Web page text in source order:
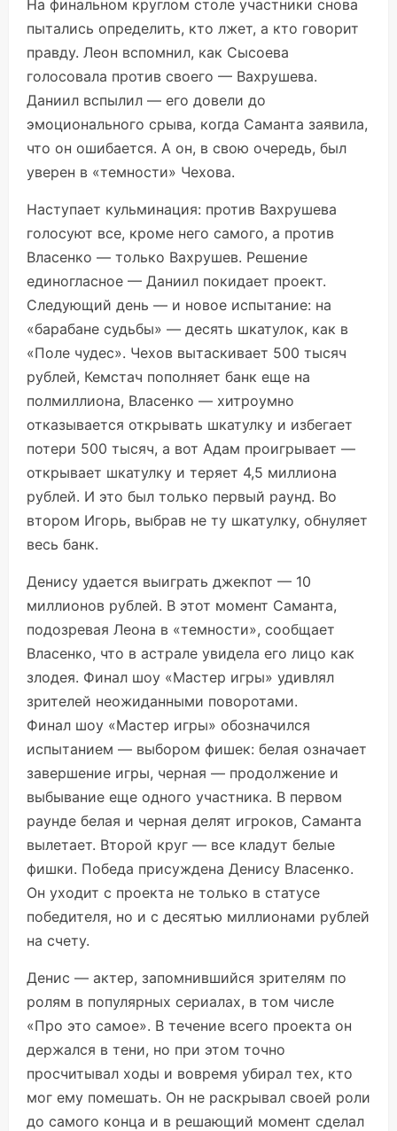
На финальном круглом столе участники снова
пытались определить, кто лжет, а кто говорит
правду. Леон вспомнил, как Сысоева
голосовала против своего — Вахрушева.
Даниил вспылил — его довели до
эмоционального срыва, когда Саманта заявила,
что он ошибается. А он, в свою очередь, был
уверен в «темности» Чехова.
Наступает кульминация: против Вахрушева
голосуют все, кроме него самого, а против
Власенко — только Вахрушев. Решение
единогласное — Даниил покидает проект.
Следующий день — и новое испытание: на
«барабане судьбы» — десять шкатулок, как в
«Поле чудес». Чехов вытаскивает 500 тысяч
рублей, Кемстач пополняет банк еще на
полмиллиона, Власенко — хитроумно
отказывается открывать шкатулку и избегает
потери 500 тысяч, а вот Адам проигрывает —
открывает шкатулку и теряет 4,5 миллиона
рублей. И это был только первый раунд. Во
втором Игорь, выбрав не ту шкатулку, обнуляет
весь банк.
Денису удается выиграть джекпот — 10
миллионов рублей. В этот момент Саманта,
подозревая Леона в «темности», сообщает
Власенко, что в астрале увидела его лицо как
злодея. Финал шоу «Мастер игры» удивлял
зрителей неожиданными поворотами.
Финал шоу «Мастер игры» обозначился
испытанием — выбором фишек: белая означает
завершение игры, черная — продолжение и
выбывание еще одного участника. В первом
раунде белая и черная делят игроков, Саманта
вылетает. Второй круг — все кладут белые
фишки. Победа присуждена Денису Власенко.
Он уходит с проекта не только в статусе
победителя, но и с десятью миллионами рублей
на счету.
Денис — актер, запомнившийся зрителям по
ролям в популярных сериалах, в том числе
«Про это самое». В течение всего проекта он
держался в тени, но при этом точно
просчитывал ходы и вовремя убирал тех, кто
мог ему помешать. Он не раскрывал своей роли
до самого конца и в решающий момент сделал